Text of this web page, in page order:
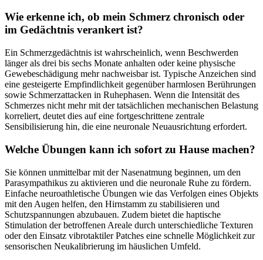
Wie erkenne ich, ob mein Schmerz chronisch oder
im Gedächtnis verankert ist?
Ein Schmerzgedächtnis ist wahrscheinlich, wenn Beschwerden
länger als drei bis sechs Monate anhalten oder keine physische
Gewebeschädigung mehr nachweisbar ist. Typische Anzeichen sind
eine gesteigerte Empfindlichkeit gegenüber harmlosen Berührungen
sowie Schmerzattacken in Ruhephasen. Wenn die Intensität des
Schmerzes nicht mehr mit der tatsächlichen mechanischen Belastung
korreliert, deutet dies auf eine fortgeschrittene zentrale
Sensibilisierung hin, die eine neuronale Neuausrichtung erfordert.
Welche Übungen kann ich sofort zu Hause machen?
Sie können unmittelbar mit der Nasenatmung beginnen, um den
Parasympathikus zu aktivieren und die neuronale Ruhe zu fördern.
Einfache neuroathletische Übungen wie das Verfolgen eines Objekts
mit den Augen helfen, den Hirnstamm zu stabilisieren und
Schutzspannungen abzubauen. Zudem bietet die haptische
Stimulation der betroffenen Areale durch unterschiedliche Texturen
oder den Einsatz vibrotaktiler Patches eine schnelle Möglichkeit zur
sensorischen Neukalibrierung im häuslichen Umfeld.